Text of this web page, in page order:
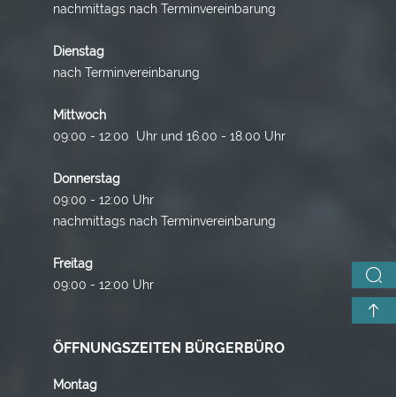
nachmittags nach Terminvereinbarung
Dienstag
nach Terminvereinbarung
Mittwoch
09:00 - 12:00 Uhr und 16.00 - 18.00 Uhr
Donnerstag
09:00 - 12:00 Uhr
nachmittags nach Terminvereinbarung
Freitag
09:00 - 12:00 Uhr
ÖFFNUNGSZEITEN BÜRGERBÜRO
Montag